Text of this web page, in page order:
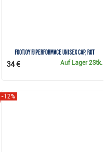
FootJoy FJ Performace unisex cap, rot
Auf Lager 2Stk.
34 €
-12%